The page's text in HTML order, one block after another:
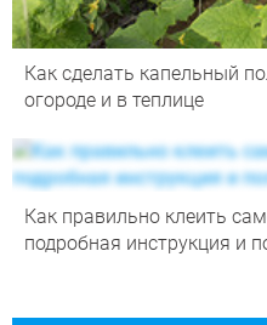
Как сделать капельный
огороде и в теплице
Как правильно клеить
подробная инструкция и